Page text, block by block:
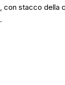
, con stacco della
.